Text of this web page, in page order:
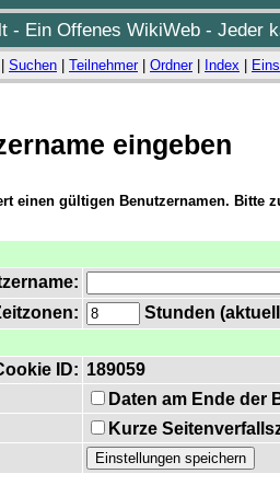
- Ein Offenes WikiWeb - Jeder
Suchen Teilnehmer| Ordner| Index
eingeben
einen gültigen Benutzernamen. Bitte
Stunden
ID: 189059
Daten am Ende der
Kurze